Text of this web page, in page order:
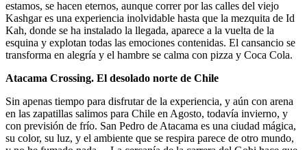
estamos, se hacen eternos, aunque correr por las calles del viejo
Kashgar es una experiencia inolvidable hasta que la mezquita de Id
Kah, donde se ha instalado la llegada, aparece a la vuelta de la
esquina y explotan todas las emociones contenidas. El cansancio se
transforma en alegría y el hambre se calma con pizza y Coca Cola.
Atacama Crossing. El desolado norte de Chile
Sin apenas tiempo para disfrutar de la experiencia, y aún con arena
en las zapatillas salimos para Chile en Agosto, todavía invierno, y
con previsión de frío. San Pedro de Atacama es una ciudad mágica,
su color, su luz, y el ambiente que se respira parece de otro mundo,